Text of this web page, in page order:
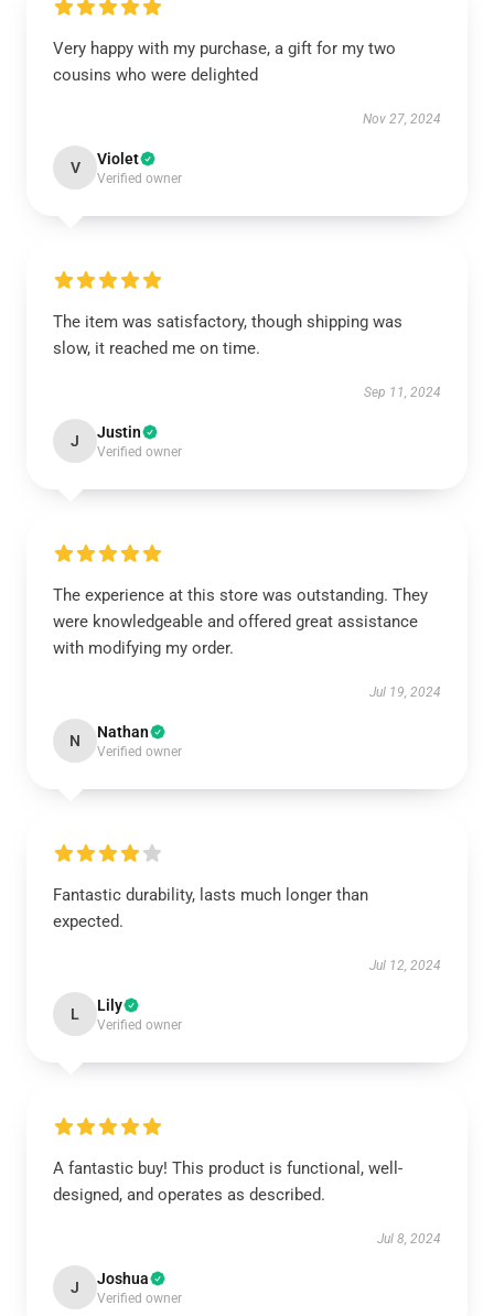
Very happy with my purchase, a gift for my two
cousins who were delighted
Nov 27, 2024
V Violet
Verified owner
The item was satisfactory, though shipping was
slow, it reached me on time.
Sep 11, 2024
J Justin
Verified owner
The experience at this store was outstanding. They
were knowledgeable and offered great assistance
with modifying my order.
Jul 19, 2024
N Nathan
Verified owner
Fantastic durability, lasts much longer than
expected.
Jul 12, 2024
L Lily
Verified owner
A fantastic buy! This product is functional, well-
designed, and operates as described.
Jul 8, 2024
J Joshua
Verified owner